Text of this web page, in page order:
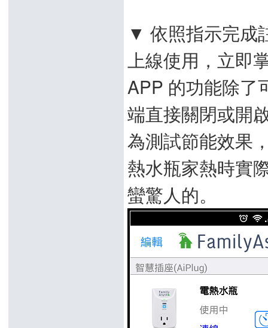
▼ 依照指示完成
上線使用，立即
APP 的功能除了
端直接關閉或開
為測試節能效果
熱水瓶家熱時實
蠻驚人的。